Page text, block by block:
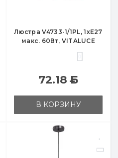
Люстра V4733-1/1PL, 1хЕ27
макс. 60Вт, VITALUCE
72.18Б
В КОРЗИНУ